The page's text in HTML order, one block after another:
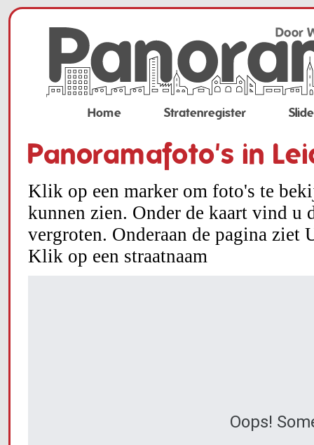
Home Stratenregister
Panoramafoto's in
Klik op een marker om foto's te
kunnen zien. Onder de kaart vind
vergroten. Onderaan de pagina ziet
Klik op een straatnaam
Oops!